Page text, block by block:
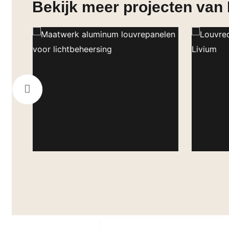
Bekijk meer projecten